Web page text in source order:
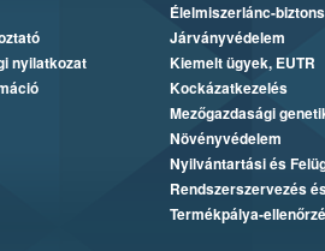
nyilatkozat
Élelmiszerlánc-
Járványvédelem
Kiemelt ügyek, EUTR
Kockázatkezelés
Mezőgazdasági
Növényvédelem
Nyilvántartási és
Rendszerszervezés
Termékpálya-